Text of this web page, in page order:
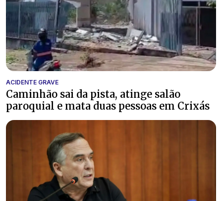
ACIDENTE GRAVE
Caminhão sai da pista, atinge salão
paroquial e mata duas pessoas em Crixás